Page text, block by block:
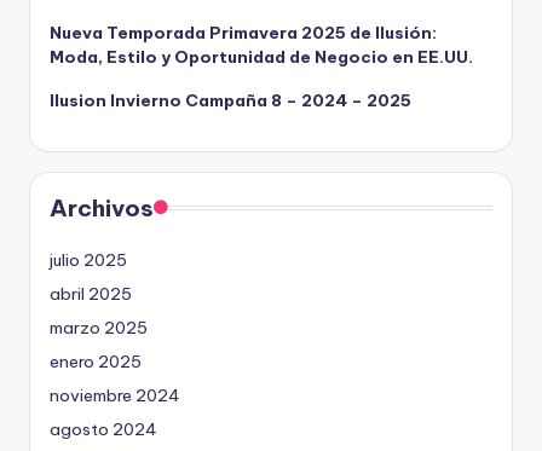
Nueva Temporada Primavera 2025 de Ilusión:
Moda, Estilo y Oportunidad de Negocio en EE.UU.
Ilusion Invierno Campaña 8 – 2024 – 2025
Archivos
julio 2025
abril 2025
marzo 2025
enero 2025
noviembre 2024
agosto 2024